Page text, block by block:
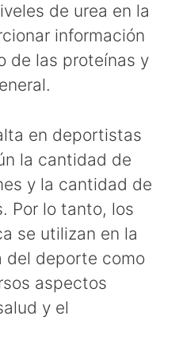
de urea en la
información
de las proteínas y
en deportistas
la cantidad de
y la cantidad de
Por lo tanto, los
se utilizan en la
del deporte como
aspectos
y el